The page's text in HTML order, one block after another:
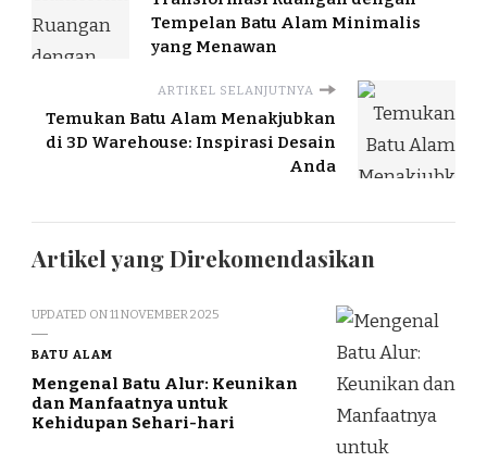
Tempelan Batu Alam Minimalis
yang Menawan
ARTIKEL SELANJUTNYA
Temukan Batu Alam Menakjubkan
di 3D Warehouse: Inspirasi Desain
Anda
Artikel yang Direkomendasikan
UPDATED ON11 NOVEMBER 2025
BATU ALAM
Mengenal Batu Alur: Keunikan
dan Manfaatnya untuk
Kehidupan Sehari-hari